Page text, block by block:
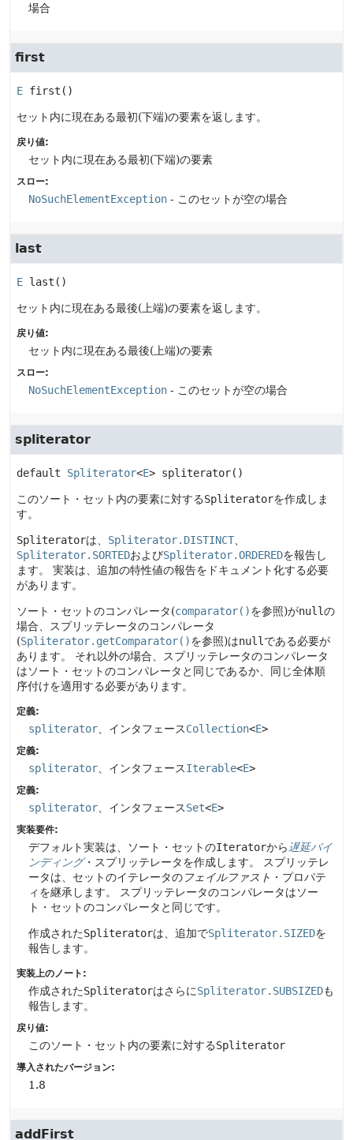
場合
first
E first ()
セット内に現在ある最初(下端)の要素を返します。
戻り値:
セット内に現在ある最初(下端)の要素
スロー:
NoSuchElementException - このセットが空の場合
last
E last ()
セット内に現在ある最後(上端)の要素を返します。
戻り値:
セット内に現在ある最後(上端)の要素
スロー:
NoSuchElementException - このセットが空の場合
spliterator
default Spliterator<E> spliterator()
このソート・セット内の要素に対するSpliteratorを作成しま
す。
Spliteratorは、 Spliterator.DISTINCT
Spliterator.SORTEDおよびSpliterator.ORDEREDを報告し
ます。
実装は、追加の特性値の報告をドキュメント化する必要
があります。
ソート・セットのコンパレータ(comparator()を参照)がnullの
場合、スプリッテレータのコンパレータ
(Spliterator.getComparator()を参照)はnull である必要が
あります。
それ以外の場合、スプリッテレータのコンパレータ
はソート・セットのコンパレータと同じであるか、同じ全体順
序付けを適用する必要があります。
定義:
spliterator 、インタフェースCollection<E>
定義:
spliterator 、インタフェースIterable<E>
定義:
spliterator 、インタフェースSet<E>
実装要件:
デフォルト実装は、ソート・セットのIteratorから遅延バイ
ンディング・スプリッテレータを作成します。
スプリッテレ
ータは、セットのイテレータのフェイルファスト ・プロパテ
ィを継承します。
スプリッテレータのコンパレータはソー
ト・セットのコンパレータと同じです。
作成されたSpliteratorは、追加でSpliterator.SIZEDを
報告します。
実装上のノート:
作成されたSpliteratorはさらにSpliterator.SUBSIZEDも
報告します。
戻り値:
このソート・セット内の要素に対するSpliterator
導入されたバージョン:
1.8
addFirst